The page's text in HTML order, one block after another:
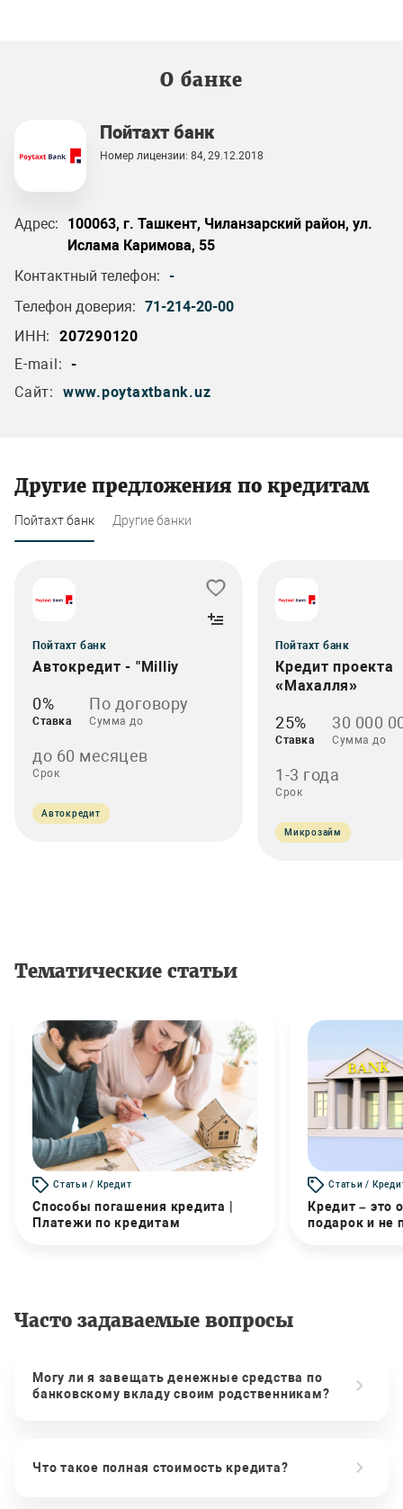
О банке
Пойтахт банк
Номер лицензии: 84, 29.12.2018
Адрес:
100063, г. Ташкент, Чиланзарский район, ул.
Ислама Каримова, 55
Контактный телефон: -
Телефон доверия: 71-214-20-00
ИНН:
207290120
E-mail: -
Сайт:
www.poytaxtbank.uz
Другие предложения по кредитам
Пойтахт банк Другие банки
Пойтахт банк
Автокредит - "Milliy
0%
Ставка
По договору
Сумма до
до 60 месяцев
Срок
Автокредит
Пойтахт банк
Кредит проекта
«Махалля»
25%
Ставка
30 000
Сумма до
1-3 года
Срок
Микрозайм
Тематические статьи
Статьи / Кредит
Способы погашения кредита |
Платежи по кредитам
Статьи /
Кредит – это
подарок и не
Часто задаваемые вопросы
Могу ли я завещать денежные средства по
банковскому вкладу своим родственникам?
Что такое полная стоимость кредита?